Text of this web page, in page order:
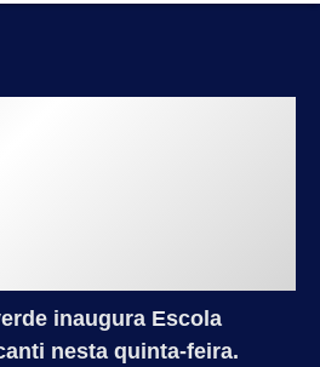
inaugura Escola
nesta quinta-feira.